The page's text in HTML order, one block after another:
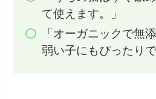
て使えます。」
「オーガニックで無
弱い子にもぴったりで